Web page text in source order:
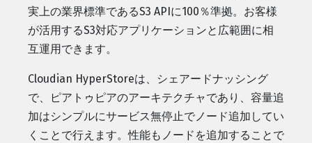
実上の業界標準であるS3 APIに100％準拠。お客様
が活用するS3対応アプリケーションと広範囲に相
互運用できます。
Cloudian HyperStoreは、シェアードナッシング
で、ピアトゥピアのアーキテクチャであり、容量追
加はシンプルにサービス無停止でノード追加してい
くことで行えます。性能もノードを追加することで